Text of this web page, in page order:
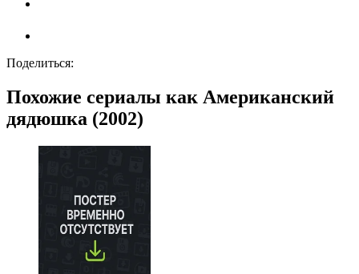
Поделиться:
Похожие сериалы как Американский
дядюшка (2002)